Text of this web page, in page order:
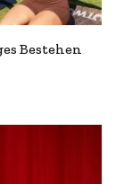
Bestehen